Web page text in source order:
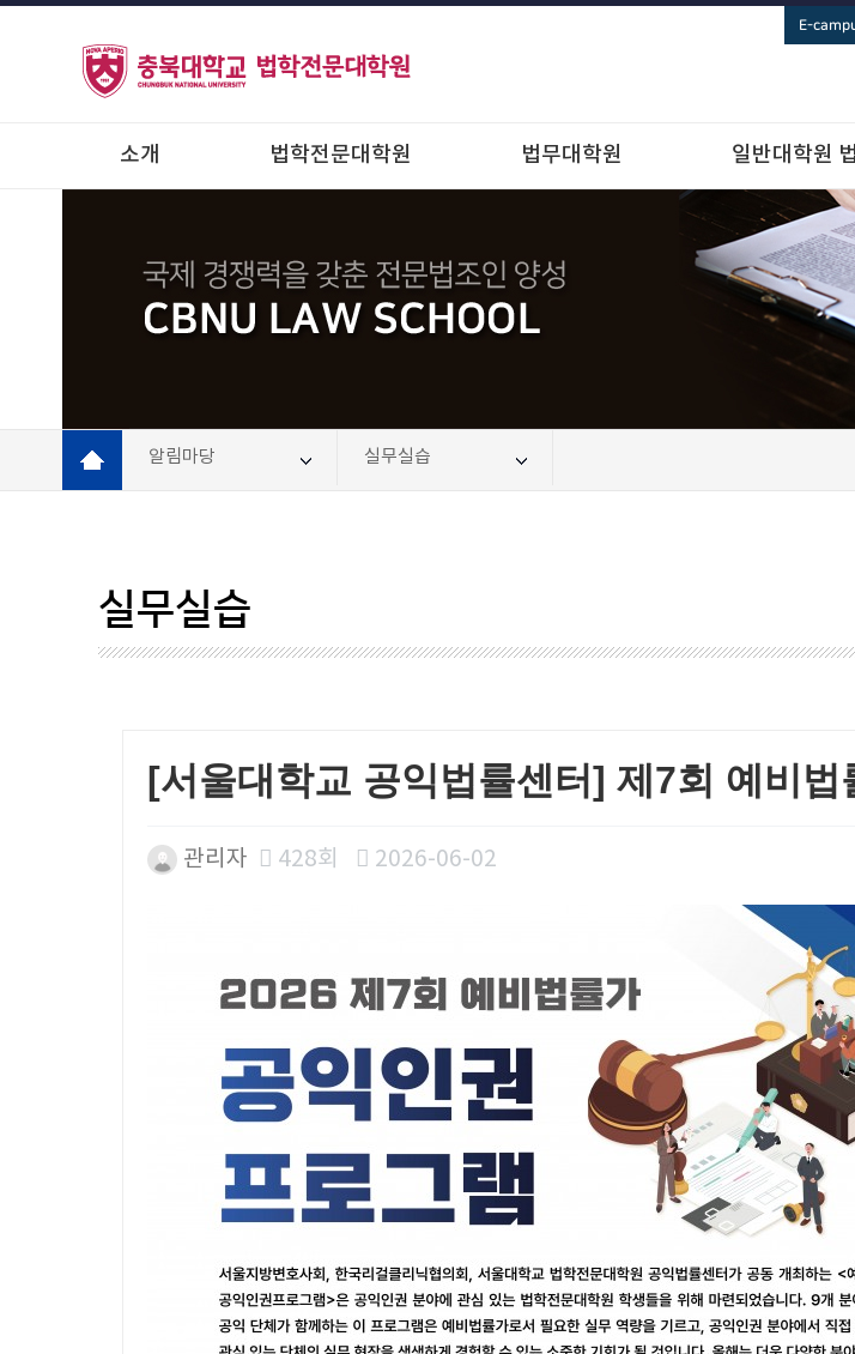
E-
소개 법학전문대학원 법무대학원 일반대학원
알림마당 실무실습
실무실습
[서울대학교 공익법률센터] 제7회 예비법
관리자 428회 2026-06-02